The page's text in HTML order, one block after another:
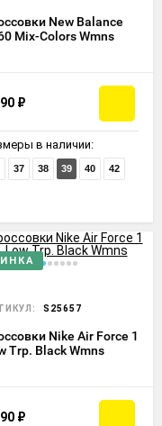
New Balance
Mix-Colors Wmns
₽
в наличии:
37 38 39 40 42
S25657
Nike Air Force 1
Trp. Black Wmns
₽